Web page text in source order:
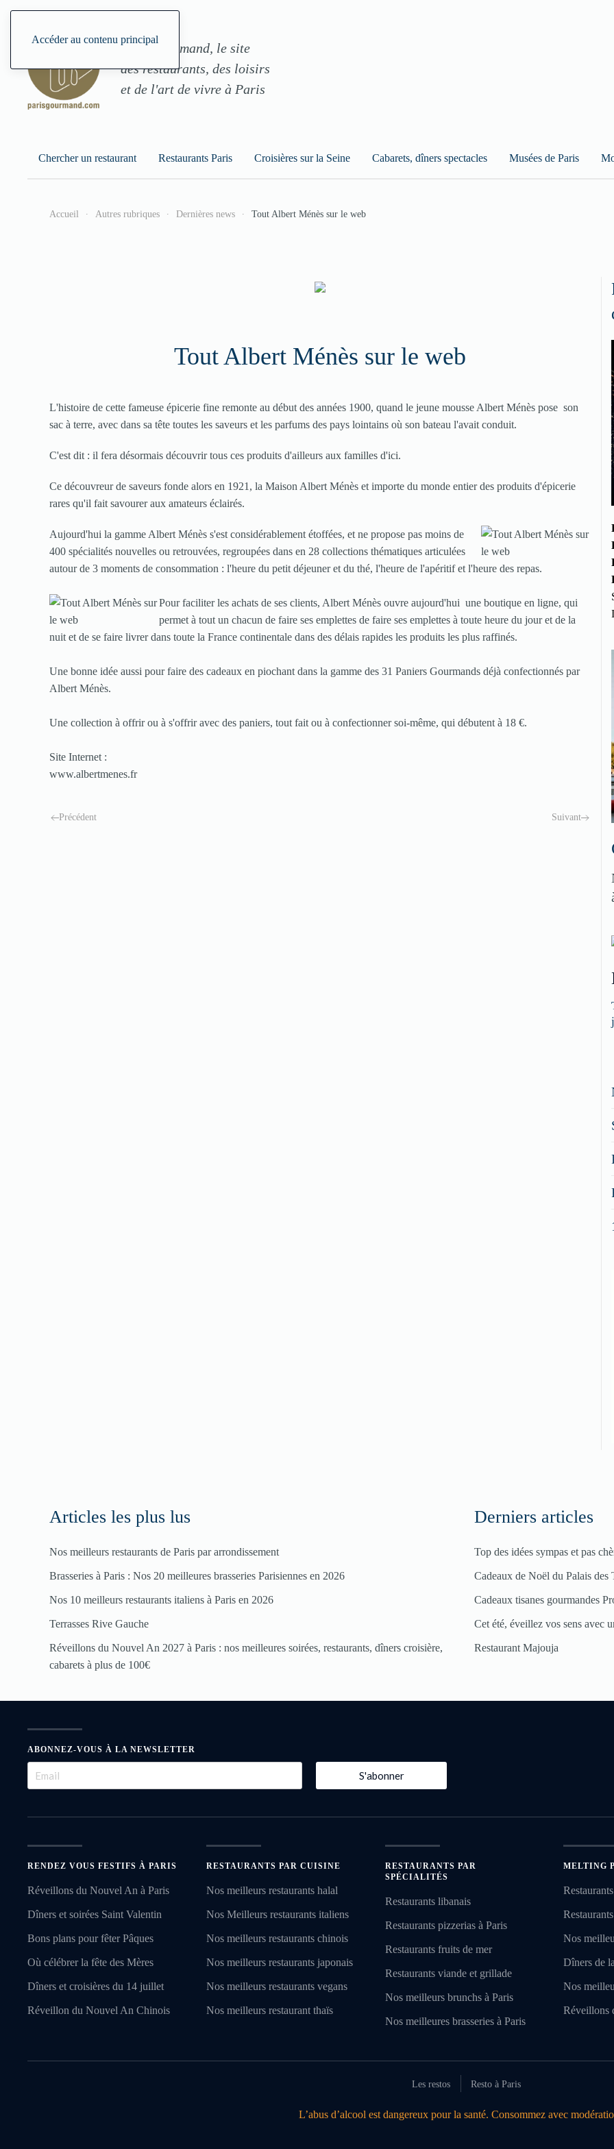
Accéder au contenu principal
ParisGourmand, le site
des restaurants, des loisirs
et de l'art de vivre à Paris
Chercher un restaurant Restaurants Paris Croisières sur la Seine Cabarets, dîners spectacles Musées de Paris
Accueil Autres rubriques Dernières news Tout Albert Ménès sur le web
Tout Albert Ménès sur le web
L'histoire de cette fameuse épicerie fine remonte au début des années 1900, quand le jeune mousse Albert Ménès pose son
sac à terre, avec dans sa tête toutes les saveurs et les parfums des pays lointains où son bateau l'avait conduit.
C'est dit : il fera désormais découvrir tous ces produits d'ailleurs aux familles d'ici.
Ce découvreur de saveurs fonde alors en 1921, la Maison Albert Ménès et importe du monde entier des produits d'épicerie
rares qu'il fait savourer aux amateurs éclairés.
Aujourd'hui la gamme Albert Ménès s'est considérablement étoffées, et ne propose pas moins de
400 spécialités nouvelles ou retrouvées, regroupées dans en 28 collections thématiques articulées
autour de 3 moments de consommation : l'heure du petit déjeuner et du thé, l'heure de l'apéritif et l'heure des repas.
Pour faciliter les achats de ses clients, Albert Ménès ouvre aujourd'hui une boutique en ligne, qui
permet à tout un chacun de faire ses emplettes de faire ses emplettes à toute heure du jour et de la
nuit et de se faire livrer dans toute la France continentale dans des délais rapides les produits les plus raffinés.
Une bonne idée aussi pour faire des cadeaux en piochant dans la gamme des 31 Paniers Gourmands déjà confectionnés par
Albert Ménès.
Une collection à offrir ou à s'offrir avec des paniers, tout fait ou à confectionner soi-même, qui débutent à 18 €.
Site Internet :
www.albertmenes.fr
Précédent Suivant
Articles les plus lus
Nos meilleurs restaurants de Paris par arrondissement
Brasseries à Paris : Nos 20 meilleures brasseries Parisiennes en 2026
Nos 10 meilleurs restaurants italiens à Paris en 2026
Terrasses Rive Gauche
Réveillons du Nouvel An 2027 à Paris : nos meilleures soirées, restaurants, dîners croisière,
cabarets à plus de 100€
Derniers articles
Top des idées sympas et pas
Cadeaux de Noël du Palais des
Cadeaux tisanes gourmandes
Cet été, éveillez vos sens avec
Restaurant Majouja
ABONNEZ-VOUS À LA NEWSLETTER
S'abonner
RENDEZ VOUS FESTIFS À PARIS
Réveillons du Nouvel An à Paris
Dîners et soirées Saint Valentin
Bons plans pour fêter Pâques
Où célébrer la fête des Mères
Dîners et croisières du 14 juillet
Réveillon du Nouvel An Chinois
RESTAURANTS PAR CUISINE
Nos meilleurs restaurants halal
Nos Meilleurs restaurants italiens
Nos meilleurs restaurants chinois
Nos meilleurs restaurants japonais
Nos meilleurs restaurants vegans
Nos meilleurs restaurant thaïs
RESTAURANTS PAR
SPÉCIALITÉS
Restaurants libanais
Restaurants pizzerias à Paris
Restaurants fruits de mer
Restaurants viande et grillade
Nos meilleurs brunchs à Paris
Nos meilleures brasseries à Paris
MELTING
Nos
Dîners de
Nos
Réveillons
Les restos Resto à Paris
L’abus d’alcool est dangereux pour la santé. Consommez avec